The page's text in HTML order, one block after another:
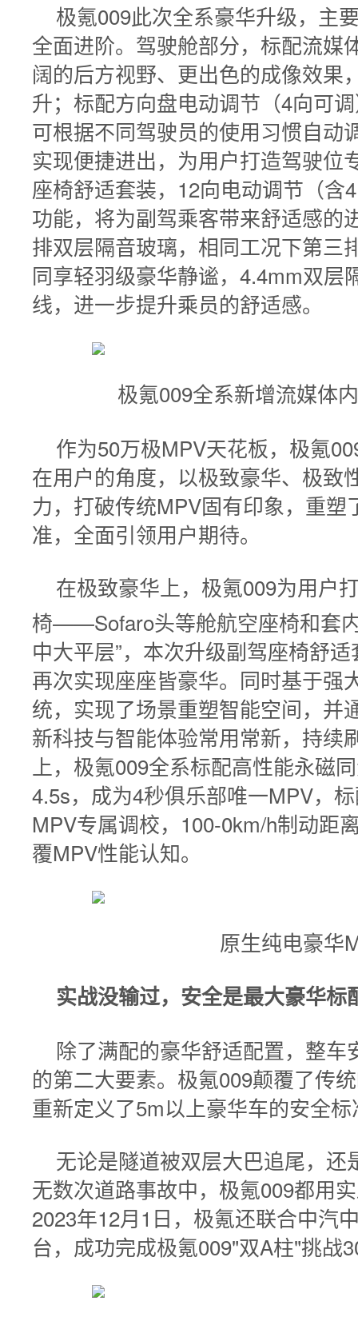
极氪009此次全系豪华升级，主
全面进阶。驾驶舱部分，标配流媒
阔的后方视野、更出色的成像效果
升；标配方向盘电动调节（4向可
可根据不同驾驶员的使用习惯自动
实现便捷进出，为用户打造驾驶位
座椅舒适套装，12向电动调节（含
功能，将为副驾乘客带来舒适感的
排双层隔音玻璃，相同工况下第三
同享轻羽级豪华静谧，4.4mm双层
线，进一步提升乘员的舒适感。
极氪009全系新增流媒体
作为50万极MPV天花板，极氪
在用户的角度，以极致豪华、极致
力，打破传统MPV固有印象，重
准，全面引领用户期待。
在极致豪华上，极氪009为用户
椅——Sofaro头等舱航空座椅和套
中大平层”，本次升级副驾座椅舒
再次实现座座皆豪华。同时基于强
统，实现了场景重塑智能空间，并
新科技与智能体验常用常新，持续
上，极氪009全系标配高性能永磁
4.5s，成为4秒俱乐部唯一MPV，
MPV专属调校，100-0km/h制动距
覆MPV性能认知。
原生纯电豪华
实战没输过，安全是最大豪华标
除了满配的豪华舒适配置，整
的第二大要素。极氪009颠覆了传
重新定义了5m以上豪华车的安全标
无论是隧道被双层大巴追尾，
无数次道路事故中，极氪009都用
2023年12月1日，极氪还联合中汽
台，成功完成极氪009"双A柱"挑战